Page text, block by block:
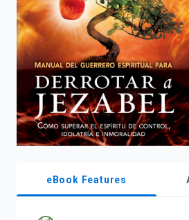
eBook Features